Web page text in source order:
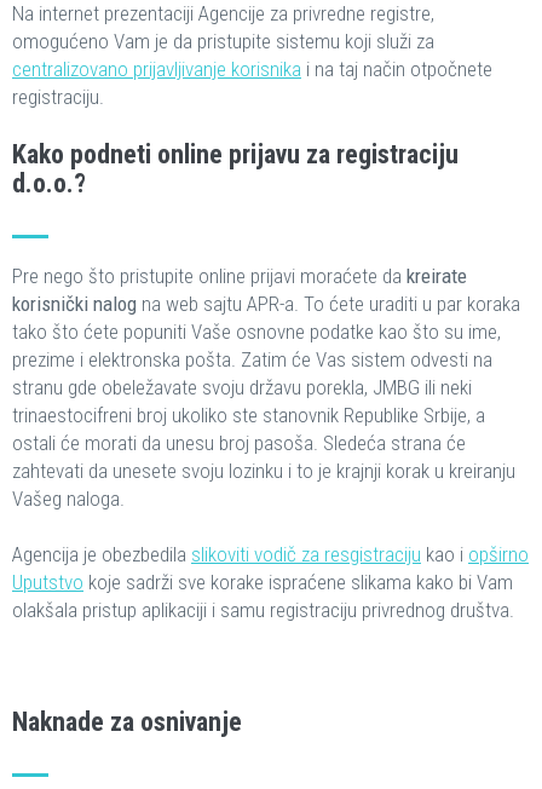
Na internet prezentaciji Agencije za privredne registre,
omogućeno Vam je da pristupite sistemu koji služi za
centralizovano prijavljivanje korisnika i na taj način otpočnete
registraciju.
Kako podneti online prijavu za registraciju
d.o.o.?
Pre nego što pristupite online prijavi moraćete da kreirate
korisnički nalog na web sajtu APR-a. To ćete uraditi u par koraka
tako što ćete popuniti Vaše osnovne podatke kao što su ime,
prezime i elektronska pošta. Zatim će Vas sistem odvesti na
stranu gde obeležavate svoju državu porekla, JMBG ili neki
trinaestocifreni broj ukoliko ste stanovnik Republike Srbije, a
ostali će morati da unesu broj pasoša. Sledeća strana će
zahtevati da unesete svoju lozinku i to je krajnji korak u kreiranju
Vašeg naloga.
Agencija je obezbedila slikoviti vodič za resgistraciju kao i opširno
Uputstvo koje sadrži sve korake ispraćene slikama kako bi Vam
olakšala pristup aplikaciji i samu registraciju privrednog društva.
Naknade za osnivanje